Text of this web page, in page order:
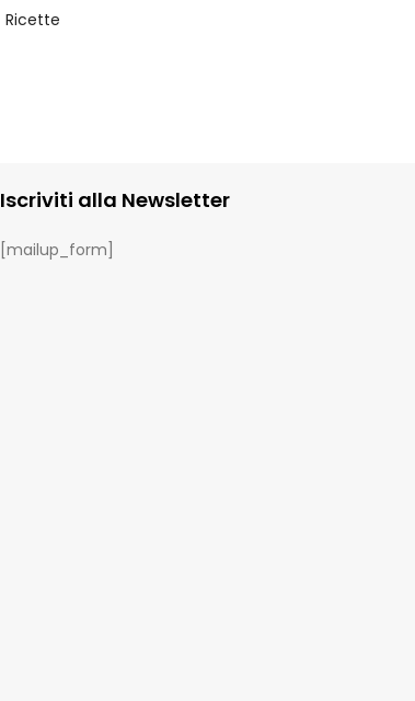
Ricette
Iscriviti alla Newsletter
[mailup_form]